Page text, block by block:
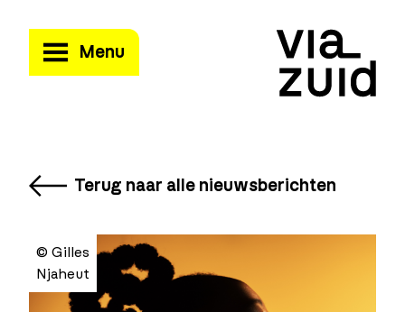
Menu
Terug naar alle nieuwsberichten
© Gilles
Njaheut